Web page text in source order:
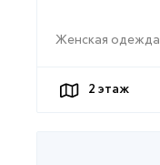
Женская одежда
2 этаж